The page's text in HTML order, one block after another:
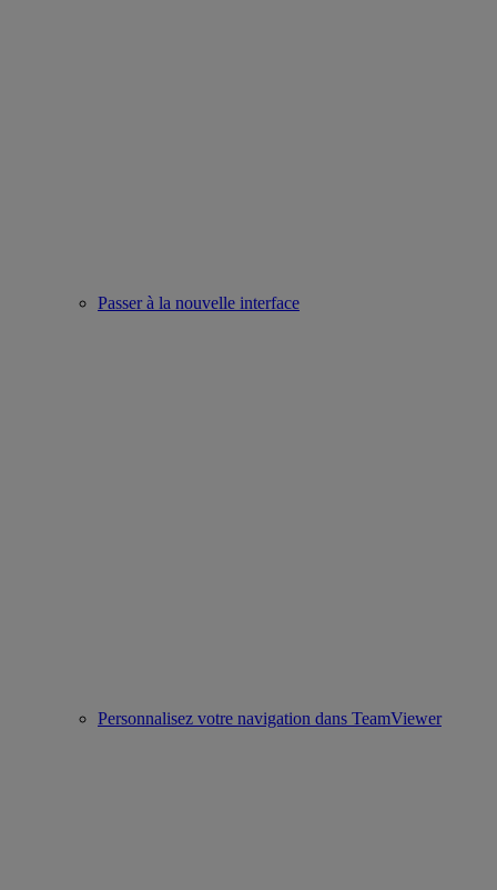
Passer à la nouvelle interface
Personnalisez votre navigation dans TeamViewer